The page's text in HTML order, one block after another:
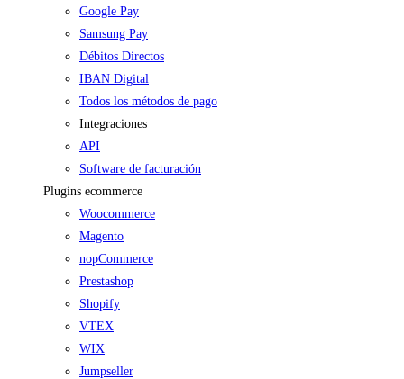
Google Pay
Samsung Pay
Débitos Directos
IBAN Digital
Todos los métodos de pago
Integraciones
API
Software de facturación
Plugins ecommerce
Woocommerce
Magento
nopCommerce
Prestashop
Shopify
VTEX
WIX
Jumpseller